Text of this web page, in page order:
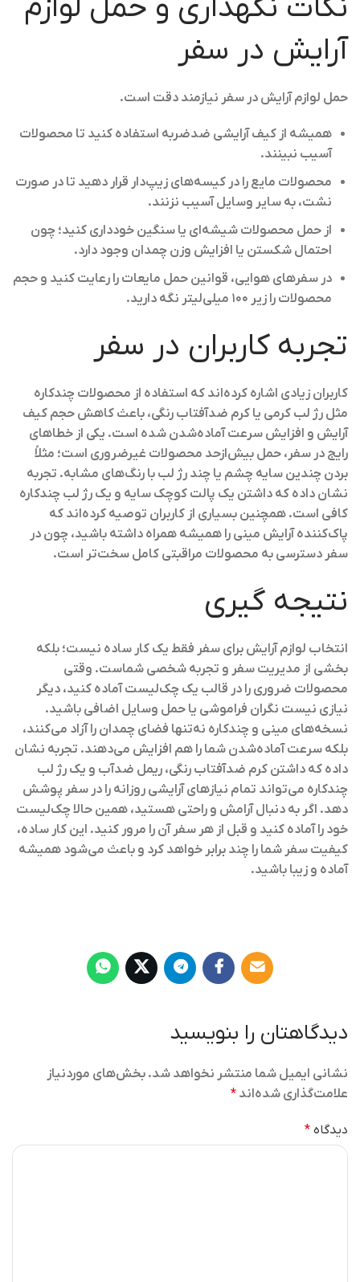
نکات نگهداری و حمل لوازم
آرایش در سفر
حمل لوازم آرایش در سفر نیازمند دقت است.
همیشه از کیف آرایشی ضدضربه استفاده کنید تا محصولات
آسیب نبینند.
محصولات مایع را در کیسه‌های زیپ‌دار قرار دهید تا در صورت
نشت، به سایر وسایل آسیب نزنند.
از حمل محصولات شیشه‌ای یا سنگین خودداری کنید؛ چون
احتمال شکستن یا افزایش وزن چمدان وجود دارد.
در سفرهای هوایی، قوانین حمل مایعات را رعایت کنید و حجم
محصولات را زیر ۱۰۰ میلی‌لیتر نگه دارید.
تجربه کاربران در سفر
کاربران زیادی اشاره کرده‌اند که استفاده از محصولات چندکاره
مثل رژ لب کرمی یا کرم ضدآفتاب رنگی، باعث کاهش حجم کیف
آرایش و افزایش سرعت آماده‌شدن شده است. یکی از خطاهای
رایج در سفر، حمل بیش‌ازحد محصولات غیرضروری است؛ مثلاً
بردن چندین سایه چشم یا چند رژ لب با رنگ‌های مشابه. تجربه
نشان داده که داشتن یک پالت کوچک سایه و یک رژ لب چندکاره
کافی است. همچنین بسیاری از کاربران توصیه کرده‌اند که
پاک‌کننده آرایش مینی را همیشه همراه داشته باشید، چون در
سفر دسترسی به محصولات مراقبتی کامل سخت‌تر است.
نتیجه گیری
انتخاب لوازم آرایش برای سفر فقط یک کار ساده نیست؛ بلکه
بخشی از مدیریت سفر و تجربه شخصی شماست. وقتی
محصولات ضروری را در قالب یک چک‌لیست آماده کنید، دیگر
نیازی نیست نگران فراموشی یا حمل وسایل اضافی باشید.
نسخه‌های مینی و چندکاره نه‌تنها فضای چمدان را آزاد می‌کنند،
بلکه سرعت آماده‌شدن شما را هم افزایش می‌دهند. تجربه نشان
داده که داشتن کرم ضدآفتاب رنگی، ریمل ضدآب و یک رژ لب
چندکاره می‌تواند تمام نیازهای آرایشی روزانه را در سفر پوشش
دهد. اگر به دنبال آرامش و راحتی هستید، همین حالا چک‌لیست
خود را آماده کنید و قبل از هر سفر آن را مرور کنید. این کار ساده،
کیفیت سفر شما را چند برابر خواهد کرد و باعث می‌شود همیشه
آماده و زیبا باشید.
دیدگاهتان را بنویسید
نشانی ایمیل شما منتشر نخواهد شد. بخش‌های موردنیاز
علامت‌گذاری شده‌اند *
دیدگاه *